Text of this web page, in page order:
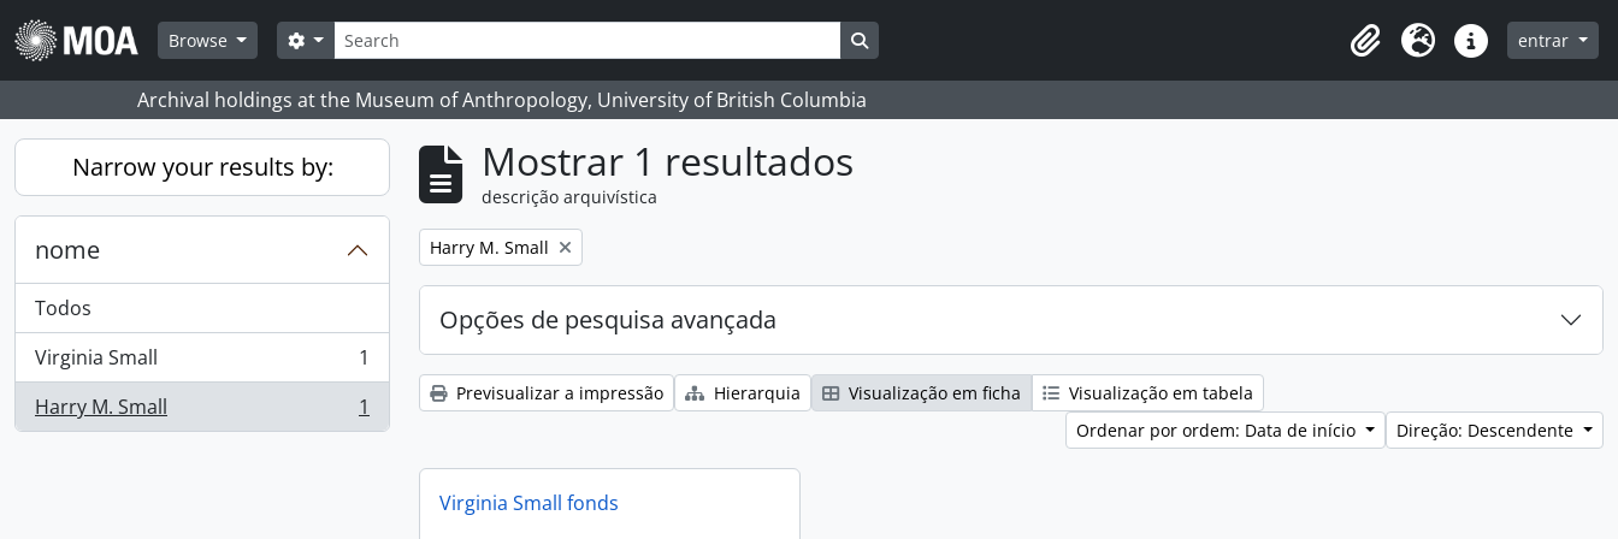
Skip to main content
Browse
Pesquisar
Search options Search in browse page
Clipboard
Idioma Ligações rápidas
entrar
Archival holdings at the Museum of Anthropology, University of British Columbia
Narrow your results by:
nome
Todos
Virginia Small
, 1 resultados
1
Harry M. Small
, 1 resultados 1
Mostrar 1 resultados
descrição arquivística
Remove filter:
Harry M. Small
Opções de pesquisa avançada
Previsualizar a impressão Hierarquia Visualização em ficha
Visualização em tabela
Ordenar por ordem: Data de início
Direção: Descendente
Virginia Small fonds